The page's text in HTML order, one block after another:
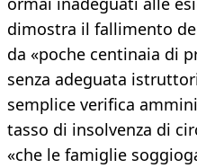
dimostra il fallimento
da «poche centinaia di
senza adeguata
semplice verifica
tasso di insolvenza di
«che le famiglie